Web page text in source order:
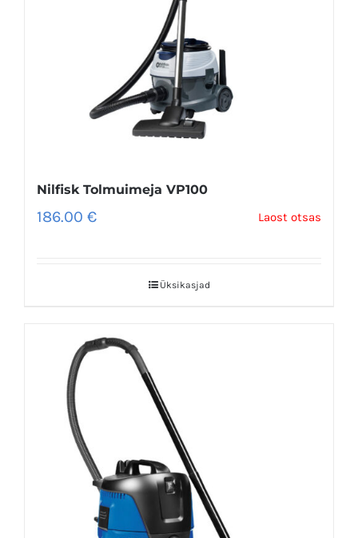
Nilfisk Tolmuimeja VP100
186.00 € Laost otsas
Üksikasjad